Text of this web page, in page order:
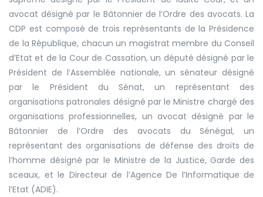
avocat désigné par le Bâtonnier de l’Ordre des avocats. La
CDP est composé de trois représentants de la Présidence
de la République, chacun un magistrat membre du Conseil
d’Etat et de la Cour de Cassation, un député désigné par le
Président de l’Assemblée nationale, un sénateur désigné
par le Président du Sénat, un représentant des
organisations patronales désigné par le Ministre chargé des
organisations professionnelles, un avocat désigné par le
Bâtonnier de l’Ordre des avocats du Sénégal, un
représentant des organisations de défense des droits de
l’homme désigné par le Ministre de la Justice, Garde des
sceaux, et le Directeur de l’Agence De l’Informatique de
l’Etat (ADIE).